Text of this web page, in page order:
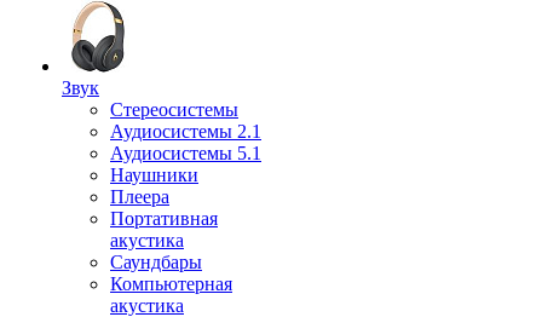
Звук
Стереосистемы
Аудиосистемы 2.1
Аудиосистемы 5.1
Наушники
Плеера
Портативная
акустика
Саундбары
Компьютерная
акустика